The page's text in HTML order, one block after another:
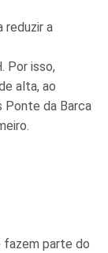
reduzir a
Por isso,
alta, ao
Ponte da Barca
fazem parte do